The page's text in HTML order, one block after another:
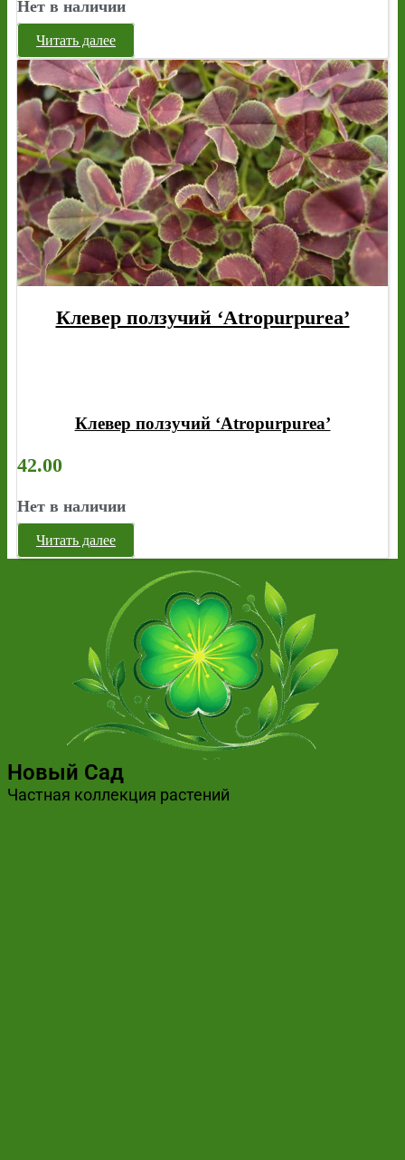
Нет в наличии
Читать далее
Клевер ползучий ‘Atropurpurea’
Клевер ползучий ‘Atropurpurea’
42.00
Нет в наличии
Читать далее
Новый Сад
Частная коллекция растений